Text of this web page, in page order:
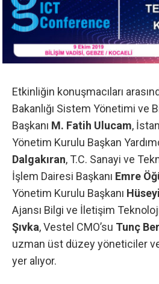
Etkinliğin konuşmacıları
Bakanlığı Sistem Yönetimi ve
Başkanı M. Fatih Ulucam,
Yönetim Kurulu Başkan
Dalgakıran, T.C. Sanayi ve
İşlem Dairesi Başkanı Emre
Yönetim Kurulu Başkanı
Ajansı Bilgi ve İletişim
Şıvka, Vestel CMO’su Tunç
uzman üst düzey yöneticiler
yer alıyor.